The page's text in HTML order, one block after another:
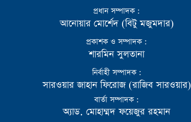
প্রধান সম্পাদক :
আনোয়ার মোর্শেদ (বিটু মজুমদার)
প্রকাশক ও সম্পাদক :
শারমিন সুলতানা
নির্বাহী সম্পাদক :
সারওয়ার জাহান ফিরোজ (রাজিব সারওয়ার)
বার্তা সম্পাদক :
অ্যাড. মোহাম্মদ ফয়েজুর রহমান